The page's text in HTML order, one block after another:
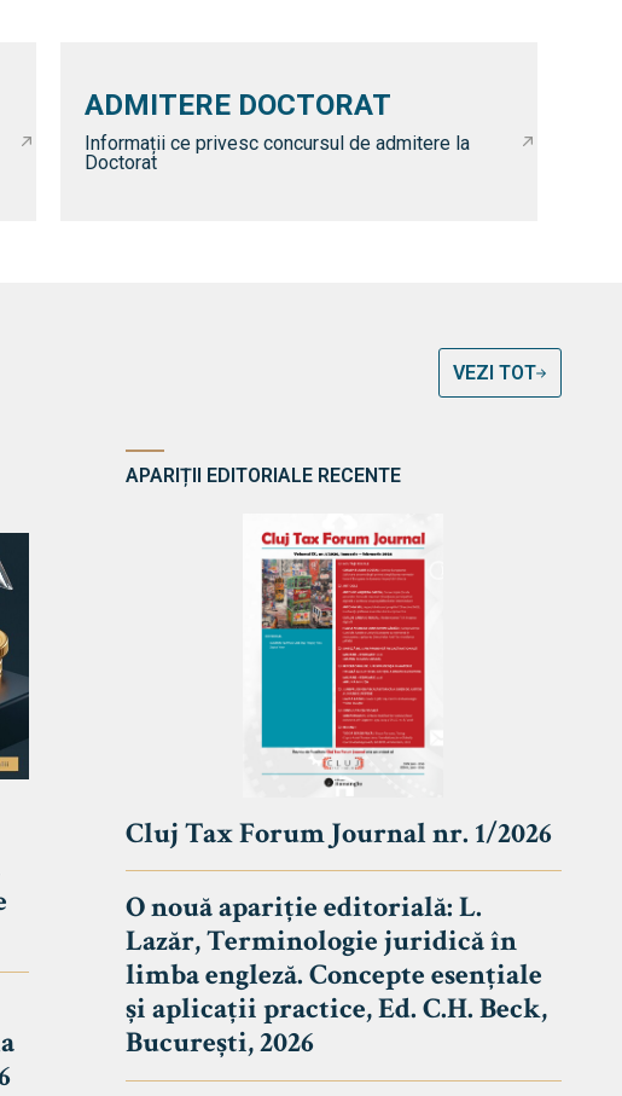
ADMITERE DOCTORAT
Informații ce privesc concursul de admitere la
Doctorat
VEZI TOT
APARIȚII EDITORIALE RECENTE
Cluj Tax Forum Journal nr. 1/2026
O nouă apariție editorială: L.
Lazăr, Terminologie juridică în
limba engleză. Concepte esențiale
și aplicații practice, Ed. C.H. Beck,
București, 2026